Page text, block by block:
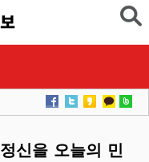
신을 오늘의 민